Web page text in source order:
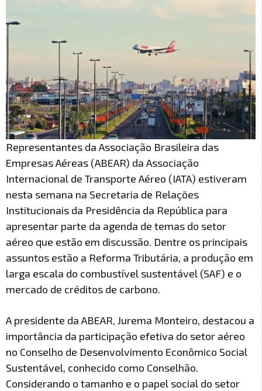
Representantes da Associação Brasileira das
Empresas Aéreas (ABEAR) da Associação
Internacional de Transporte Aéreo (IATA) estiveram
nesta semana na Secretaria de Relações
Institucionais da Presidência da República para
apresentar parte da agenda de temas do setor
aéreo que estão em discussão. Dentre os principais
assuntos estão a Reforma Tributária, a produção em
larga escala do combustível sustentável (SAF) e o
mercado de créditos de carbono.
A presidente da ABEAR, Jurema Monteiro, destacou a
importância da participação efetiva do setor aéreo
no Conselho de Desenvolvimento Econômico Social
Sustentável, conhecido como Conselhão.
Considerando o tamanho e o papel social do setor